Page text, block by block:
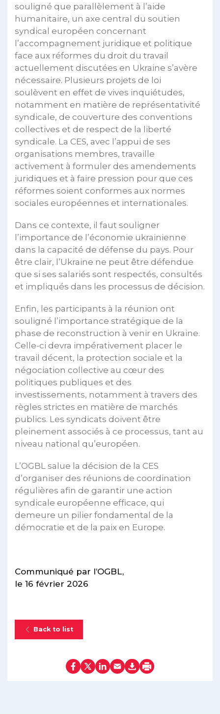
souligné que parallèlement à l’aide
humanitaire, un axe central du soutien
syndical européen concernant
l’accompagnement juridique et politique
face aux réformes du droit du travail
actuellement discutées en Ukraine s’avère
nécessaire. Plusieurs projets de loi
soulèvent en effet de vives inquiétudes,
notamment en matière de représentativité
syndicale, de couverture des conventions
collectives et de respect de la liberté
syndicale. La CES, avec l’appui de ses
organisations membres, travaille
activement à formuler des amendements
juridiques et à faire pression pour que ces
réformes soient conformes aux normes
sociales européennes et internationales.
Dans ce contexte, il faut souligner
l’importance de l’économie ukrainienne
dans la capacité de défense du pays. Pour
être clair, l’Ukraine ne peut être défendue
que si ses salariés sont respectés, consultés
et impliqués dans les processus de décision.
Enfin, les participants à la réunion ont
souligné l’importance stratégique de la
phase de reconstruction à venir en Ukraine.
Celle-ci devra impérativement placer le
travail décent, la protection sociale et la
négociation collective au cœur des
politiques publiques et des
investissements, notamment à travers des
règles strictes en matière de marchés
publics. Les syndicats doivent être
pleinement associés à ce processus, tant au
niveau national qu’européen.
L’OGBL salue la décision de la CES
d’organiser des réunions de coordination
régulières afin de garantir une action
syndicale européenne efficace, qui
demeure un pilier fondamental de la
démocratie et de la paix en Europe.
Communiqué par l’OGBL,
le 16 février 2026
Back to list